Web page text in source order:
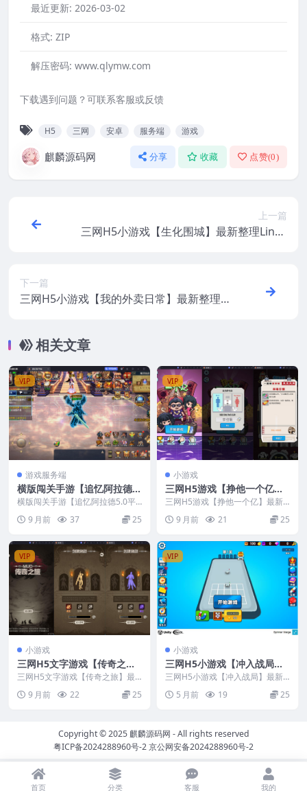
最近更新: 2026-03-02
格式: ZIP
解压密码: www.qlymw.com
下载遇到问题？可联系客服或反馈
H5 三网 安卓 服务端 游戏
麒麟源码网 分享 收藏 点赞(0)
上一篇
三网H5小游戏【生化围城】最新整理Linux
下一篇
三网H5小游戏【我的外卖日常】最新整理Li
相关文章
VIP
游戏服务端
横版闯关手游【追忆阿拉德5.
0平台币内购版】最新整理Ce
ntOS手工服务端+配套表+攻
略文档+新WEB管理后台+GM
授权后台+安卓苹果双端+视
频教程
横版闯关手游【追忆阿拉德5.0平
台币内购版】最新整理CentOS手
工服务端+配套...
9 月前 37 25
VIP
小游戏
三网H5游戏【挣他一个亿】
最新整理CentOS手工服务端
+安卓+视频教程
三网H5游戏【挣他一个亿】最新
整理CentOS手工服务端+安卓+视
频教程
9 月前 21 25
VIP
小游戏
三网H5文字游戏【传奇之
旅】最新整理CentOS手工服
务端+内置GM+视频教程
三网H5文字游戏【传奇之旅】最
新整理CentOS手工服务端+内置G
M+视频教程
9 月前 22 25
VIP
小游戏
三网H5小游戏【冲入战局】
最新整理Linux手工服务端
三网H5小游戏【冲入战局】最新
5 月前 19 25
Copyright © 2025 麒麟源码网 - All rights reserved
粤ICP备2024288960号-2京公网安备2024288960号-2
首页 分类 客服 我的